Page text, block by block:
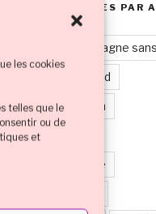
les cookies
telles que le
ou de
et
LES RECETTES PAR
Champagne
Cocktail chaud
couleur marron
couleur noire
couleur orange